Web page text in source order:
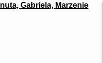
Gabriela, Marzenie